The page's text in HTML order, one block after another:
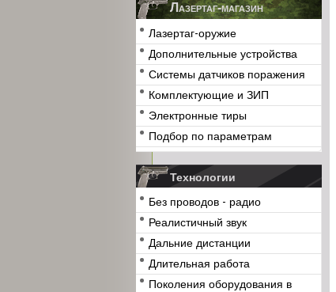
Лазертаг-магазин
Лазертаг-оружие
Дополнительные устройства
Системы датчиков поражения
Комплектующие и ЗИП
Электронные тиры
Подбор по параметрам
Технологии
Без проводов - радио
Реалистичный звук
Дальние дистанции
Длительная работа
Поколения оборудования в